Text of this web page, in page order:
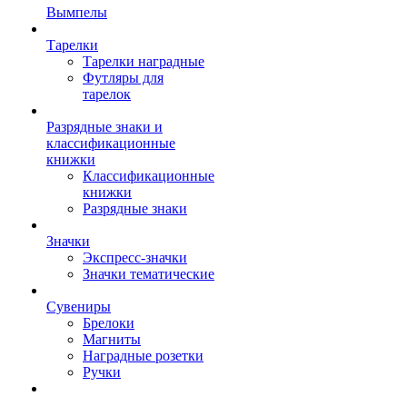
Вымпелы
Тарелки
Тарелки наградные
Футляры для
тарелок
Разрядные знаки и
классификационные
книжки
Классификационные
книжки
Разрядные знаки
Значки
Экспресс-значки
Значки тематические
Сувениры
Брелоки
Магниты
Наградные розетки
Ручки